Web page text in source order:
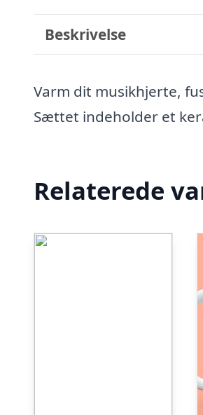
Beskrivelse
Varm dit musikhjerte,
Sættet indeholder et
Relaterede